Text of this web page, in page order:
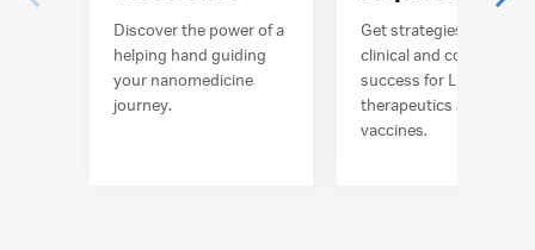
Discover the power of a
helping hand guiding
your nanomedicine
journey.
Get strategies that drive
clinical and commercial
success for LNP-based
therapeutics and
vaccines.